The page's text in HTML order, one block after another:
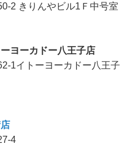
2 きりんやビル1Ｆ中号室
ヨーカドー八王子店
1イトーヨーカドー八王子
4